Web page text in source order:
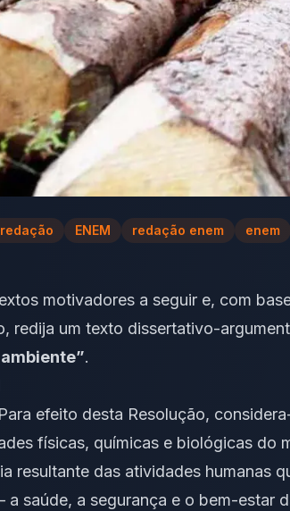
ENEM redação enem enem
motivadores a seguir e, com
redija um texto dissertativo-
.
efeito desta Resolução,
físicas, químicas e biológicas do
resultante das atividades humanas
a segurança e o bem-estar